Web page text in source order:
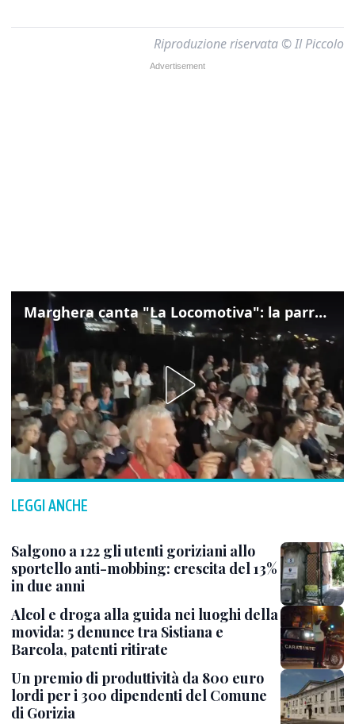
Riproduzione riservata © Il Piccolo
Marghera canta "La Locomotiva": la parrocchia della Cita ricorda Guccini
LEGGI ANCHE
Salgono a 122 gli utenti goriziani allo
sportello anti-mobbing: crescita del 13%
in due anni
Alcol e droga alla guida nei luoghi della
movida: 5 denunce tra Sistiana e
Barcola, patenti ritirate
Un premio di produttività da 800 euro
lordi per i 300 dipendenti del Comune
di Gorizia